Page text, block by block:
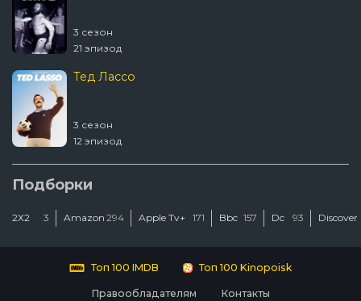
3 сезон
21 эпизод
Тед Лассо
3 сезон
12 эпизод
Ковчег
2 сезон
Люди Икс ’97
Подборки
2Х2 3 Amazon 294 Apple Tv+ 171 Bbc 157 Dc 93
Топ 100 IMDB Топ 100 Kinopoisk
Правообладателям Контакты